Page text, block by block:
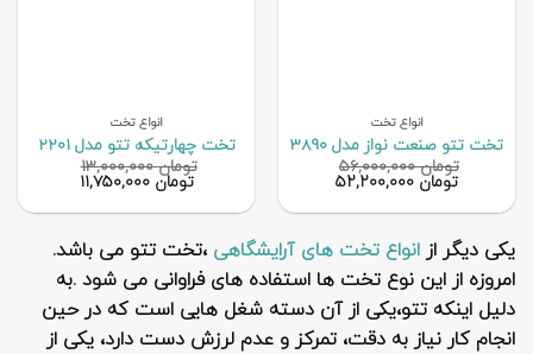
انواع تخت
تخت تتو صنعت نواز مدل 3890
تومان۵۶,۰۰۰,۰۰۰
قیمت
اصلی
تومان ۵۶,۰۰۰,۰۰۰
تومان قیمت
تومان ۵۲,۲۰۰,۰۰۰
انواع تخت
تخت چهارتیکه تتو مدل 2201
تومان۱۳,۰۰۰,۰۰۰
قیمت
اصلی
تومان ۱۳,۰۰۰,۰۰۰
تومان ۱۱,۷۵۰,۰۰۰
تومان
یکی دیگر از انواع تخت های آرایشگاهی ،تخت تتو می باشد.
امروزه از این نوع تخت ها استفاده های فراوانی می شود .به
دلیل اینکه تتو،یکی از آن دسته شغل هایی است که در حین
انجام کار نیاز به دقت، تمرکز و عدم لرزش دست دارد، یکی از